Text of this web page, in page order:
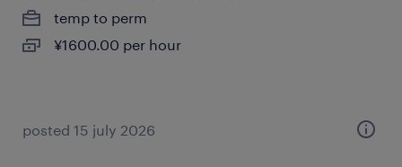
temp to perm
¥1600.00 per hour
posted 15 july 2026